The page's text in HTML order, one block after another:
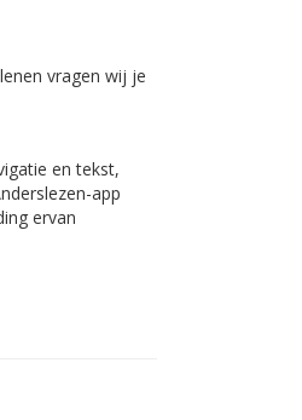
vragen wij je
en tekst,
app
ervan